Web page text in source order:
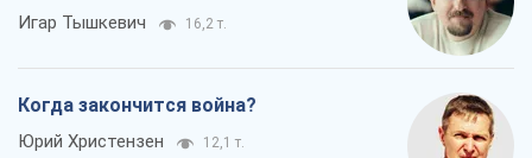
Игар Тышкевич 16,2 т.
Когда закончится война?
Юрий Христензен 12,1 т.